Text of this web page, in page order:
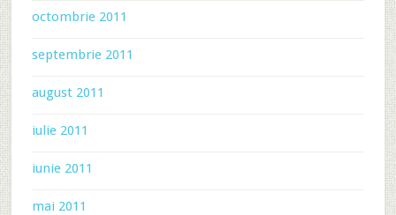
octombrie 2011
septembrie 2011
august 2011
iulie 2011
iunie 2011
mai 2011